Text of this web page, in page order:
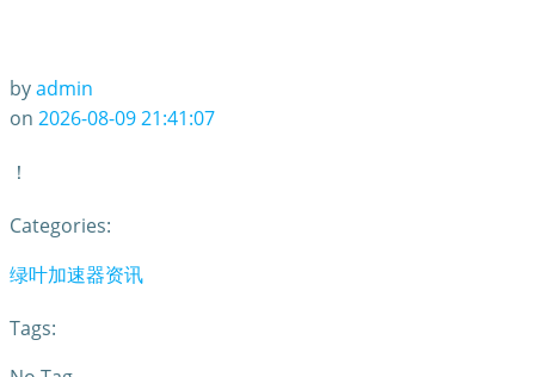
byadmin
on 2026-08-09 21:41:07
！
Categories:
绿叶加速器资讯
Tags: